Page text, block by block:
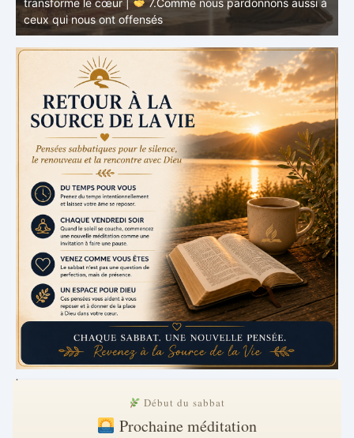
RETOUR À LA SOURCE DE LA VIE |
La prière qui
transforme le cœur |
6.Et pardonne-nous nos offenses
.
Début du sabbat
Prochaine méditation